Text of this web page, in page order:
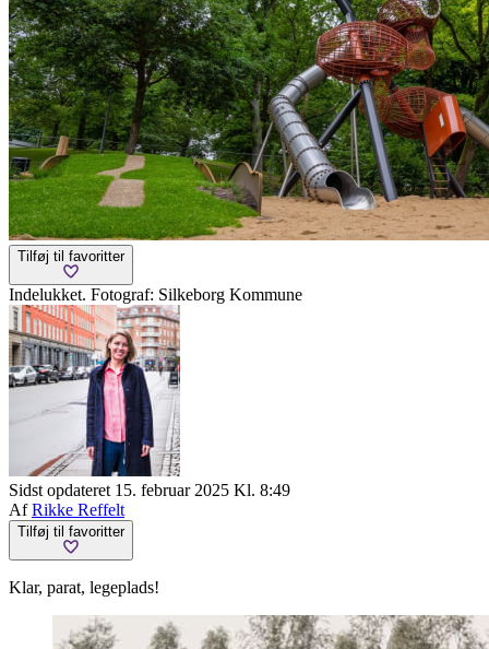
Tilføj til favoritter
Indelukket. Fotograf: Silkeborg Kommune
Sidst opdateret 15. februar 2025 Kl. 8:49
AfRikke Reffelt
Tilføj til favoritter
Klar, parat, legeplads!